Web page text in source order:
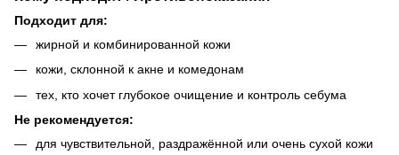
Подходит для:
жирной и комбинированной кожи
кожи, склонной к акне и комедонам
тех, кто хочет глубокое очищение и контроль себума
Не рекомендуется:
для чувствительной, раздражённой или очень сухой кожи